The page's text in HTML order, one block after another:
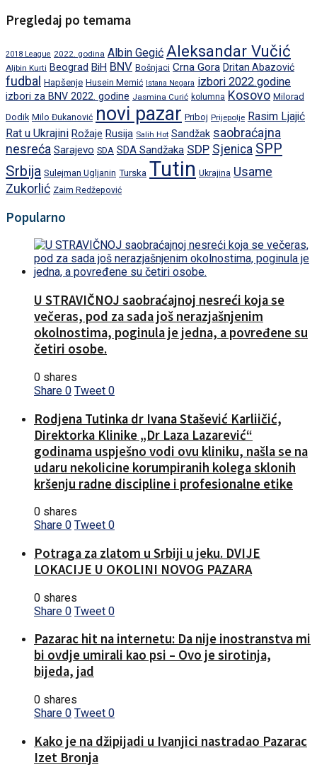
Pregledaj po temama
2018 League 2022. godina Albin Gegić Aleksandar Vučić
Aljbin Kurti Beograd BiH BNV Bošnjaci Crna Gora Dritan Abazović
fudbal Hapšenje Husein Memić Istana Negara izbori 2022.godine
izbori za BNV 2022. godine Jasmina Curić kolumna Kosovo Milorad
Dodik Milo Đukanović novi pazar Priboj Prijepolje Rasim Ljajić
Rat u Ukrajini Rožaje Rusija Salih Hot Sandžak saobraćajna
nesreća Sarajevo SDA SDA Sandžaka SDP Sjenica SPP
Srbija Sulejman Ugljanin Turska Tutin Ukrajina Usame
Zukorlić Zaim Redžepović
Popularno
U STRAVIČNOJ saobraćajnoj nesreći koja se
večeras, pod za sada još nerazjašnjenim
okolnostima, poginula je jedna, a povređene su
četiri osobe.
0 shares
Share 0 Tweet 0
Rodjena Tutinka dr Ivana Stašević Karliičić,
Direktorka Klinike „Dr Laza Lazarević“
godinama uspješno vodi ovu kliniku, našla se na
udaru nekolicine korumpiranih kolega sklonih
kršenju radne discipline i profesionalne etike
0 shares
Share 0 Tweet 0
Potraga za zlatom u Srbiji u jeku. DVIJE
LOKACIJE U OKOLINI NOVOG PAZARA
0 shares
Share 0 Tweet 0
Pazarac hit na internetu: Da nije inostranstva mi
bi ovdje umirali kao psi – Ovo je sirotinja,
bijeda, jad
0 shares
Share 0 Tweet 0
Kako je na džipijadi u Ivanjici nastradao Pazarac
Izet Bronja